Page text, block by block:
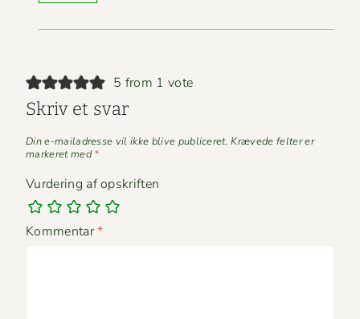
5 from 1 vote
Skriv et svar
Din e-mailadresse vil ikke blive publiceret. Krævede felter er
markeret med*
Vurdering af opskriften
Kommentar*